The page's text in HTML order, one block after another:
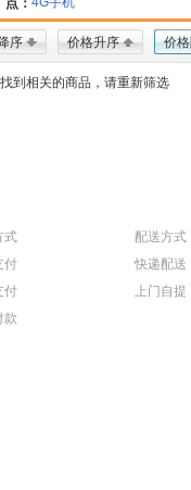
：
序 价格升序 价
到相关的商品，请重新筛选
式
付
付
款
配送方式
快递配送
上门自提